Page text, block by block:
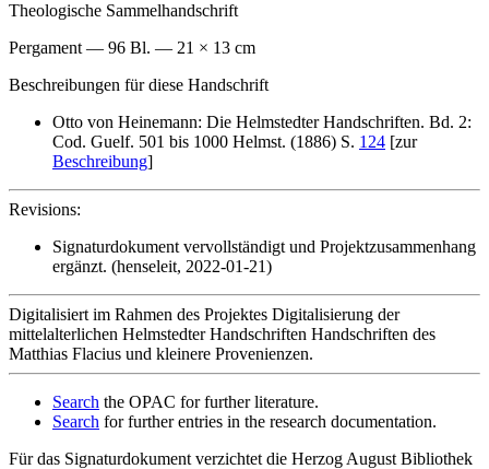
Theologische Sammelhandschrift
Pergament — 96 Bl. — 21 × 13 cm
Beschreibungen für diese Handschrift
Otto von Heinemann: Die Helmstedter Handschriften. Bd. 2:
Cod. Guelf. 501 bis 1000 Helmst. (1886) S. 124 [zur
Beschreibung]
Revisions:
Signaturdokument vervollständigt und Projektzusammenhang
ergänzt. (henseleit, 2022-01-21)
Digitalisiert im Rahmen des Projektes Digitalisierung der
mittelalterlichen Helmstedter Handschriften Handschriften des
Matthias Flacius und kleinere Provenienzen.
Search the OPAC for further literature.
Search for further entries in the research documentation.
Für das Signaturdokument verzichtet die Herzog August Bibliothek